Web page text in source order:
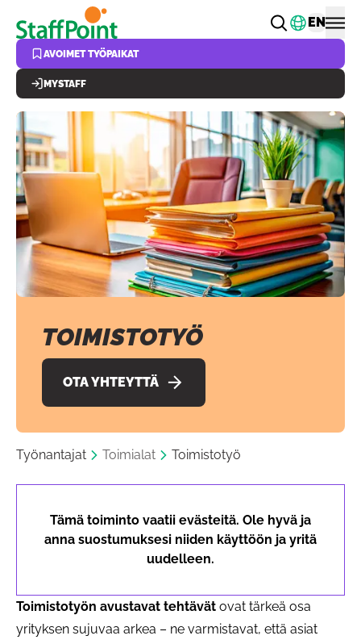
Hyppää pääsisältöön Vaihda
EN
AVOIMET TYÖPAIKAT
MYSTAFF
TOIMISTOTYÖ
OTA YHTEYTTÄ
Työnantajat Toimialat Toimistotyö
Tämä toiminto vaatii evästeitä. Ole hyvä ja
anna suostumuksesi niiden käyttöön ja yritä
uudelleen.
Toimistotyön avustavat tehtävät ovat tärkeä osa
yrityksen sujuvaa arkea – ne varmistavat, että asiat